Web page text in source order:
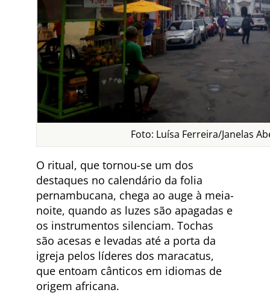
Foto: Luísa Ferreira/Janelas
O ritual, que tornou-se um dos
destaques no calendário da folia
pernambucana, chega ao auge à meia-
noite, quando as luzes são apagadas e
os instrumentos silenciam. Tochas
são acesas e levadas até a porta da
igreja pelos líderes dos maracatus,
que entoam cânticos em idiomas de
origem africana.